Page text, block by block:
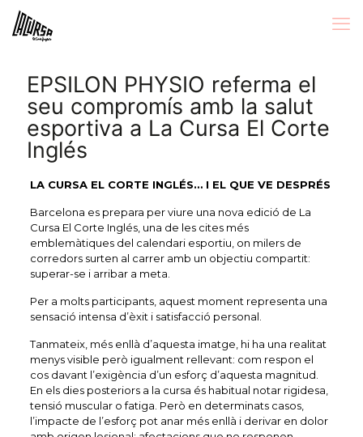
EPSILON PHYSIO referma el
seu compromís amb la salut
esportiva a La Cursa El Corte
Inglés
LA CURSA EL CORTE INGLÉS… I EL QUE VE DESPRÉS
Barcelona es prepara per viure una nova edició de La
Cursa El Corte Inglés, una de les cites més
emblemàtiques del calendari esportiu, on milers de
corredors surten al carrer amb un objectiu compartit:
superar-se i arribar a meta.
Per a molts participants, aquest moment representa una
sensació intensa d’èxit i satisfacció personal.
Tanmateix, més enllà d’aquesta imatge, hi ha una realitat
menys visible però igualment rellevant: com respon el
cos davant l’exigència d’un esforç d’aquesta magnitud.
En els dies posteriors a la cursa és habitual notar rigidesa,
tensió muscular o fatiga. Però en determinats casos,
l’impacte de l’esforç pot anar més enllà i derivar en dolor